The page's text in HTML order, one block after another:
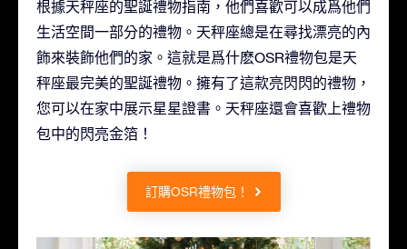
根據天秤座的聖誕禮物指南，他們喜歡可以成爲他們
生活空間一部分的禮物。天秤座總是在尋找漂亮的內
飾來裝飾他們的家。這就是爲什麽OSR禮物包是天
秤座最完美的聖誕禮物。擁有了這款亮閃閃的禮物，
您可以在家中展示星星證書。天秤座還會喜歡上禮物
包中的閃亮金箔！
訂購OSR禮物包！